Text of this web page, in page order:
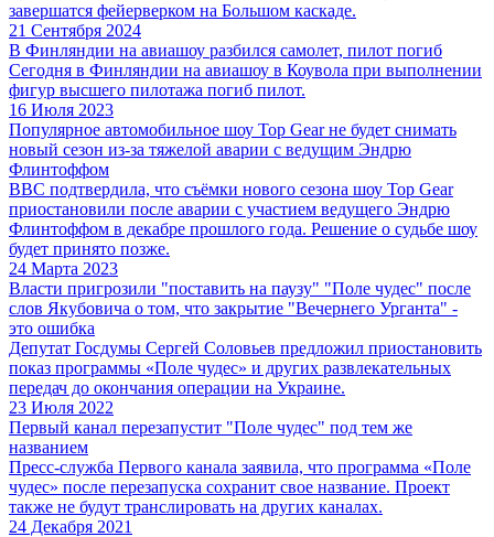
завершатся фейерверком на Большом каскаде.
21 Сентября 2024
В Финляндии на авиашоу разбился самолет, пилот погиб
Сегодня в Финляндии на авиашоу в Коувола при выполнении
фигур высшего пилотажа погиб пилот.
16 Июля 2023
Популярное автомобильное шоу Top Gear не будет снимать
новый сезон из-за тяжелой аварии с ведущим Эндрю
Флинтоффом
BBC подтвердила, что съёмки нового сезона шоу Top Gear
приостановили после аварии с участием ведущего Эндрю
Флинтоффом в декабре прошлого года. Решение о судьбе шоу
будет принято позже.
24 Марта 2023
Власти пригрозили "поставить на паузу" "Поле чудес" после
слов Якубовича о том, что закрытие "Вечернего Урганта" -
это ошибка
Депутат Госдумы Сергей Соловьев предложил приостановить
показ программы «Поле чудес» и других развлекательных
передач до окончания операции на Украине.
23 Июля 2022
Первый канал перезапустит "Поле чудес" под тем же
названием
Пресс-служба Первого канала заявила, что программа «Поле
чудес» после перезапуска сохранит свое название. Проект
также не будут транслировать на других каналах.
24 Декабря 2021